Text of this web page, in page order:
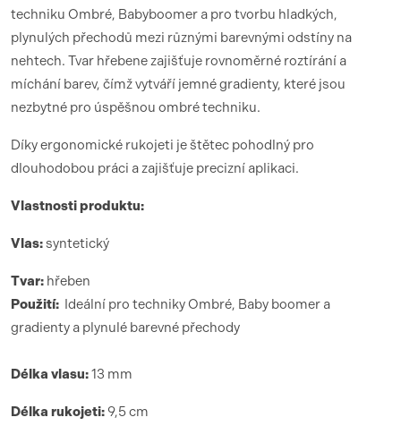
techniku Ombré, Babyboomer a pro tvorbu hladkých,
plynulých přechodů mezi různými barevnými odstíny na
nehtech. Tvar hřebene zajišťuje rovnoměrné roztírání a
míchání barev, čímž vytváří jemné gradienty, které jsou
nezbytné pro úspěšnou ombré techniku.
Díky ergonomické rukojeti je štětec pohodlný pro
dlouhodobou práci a zajišťuje precizní aplikaci.
Vlastnosti produktu:
Vlas:syntetický
Tvar: hřeben
Použití: Ideální pro techniky Ombré, Baby boomer a
gradienty a plynulé barevné přechody
Délka vlasu:13 mm
Délka rukojeti: 9,5 cm